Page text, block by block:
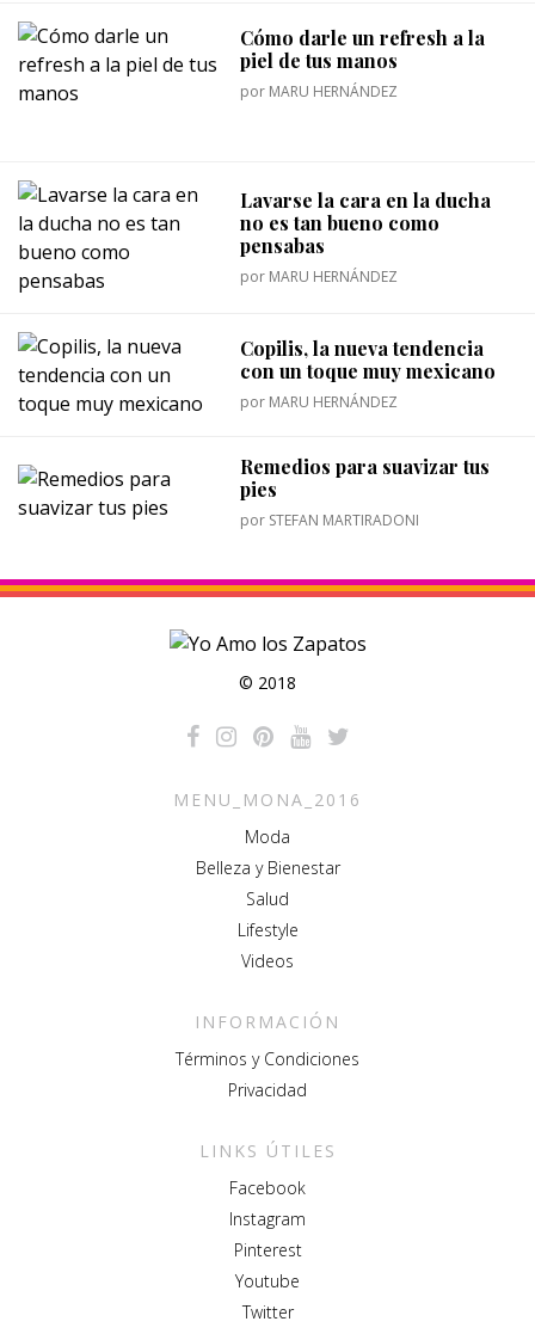
Cómo darle un refresh a la
piel de tus manos
por MARU HERNÁNDEZ
Lavarse la cara en la ducha
no es tan bueno como
pensabas
por MARU HERNÁNDEZ
Copilis, la nueva tendencia
con un toque muy mexicano
por MARU HERNÁNDEZ
Remedios para suavizar tus
pies
por STEFAN MARTIRADONI
© 2018
MENU_MONA_2016
Moda
Belleza y Bienestar
Salud
Lifestyle
Videos
INFORMACIÓN
Términos y Condiciones
Privacidad
LINKS ÚTILES
Facebook
Instagram
Pinterest
Youtube
Twitter